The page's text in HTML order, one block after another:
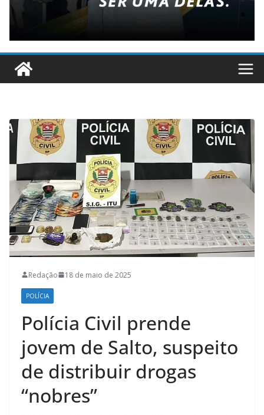
Redação 18 de maio de 2025
POLÍCIA
Polícia Civil prende
jovem de Salto, suspeito
de distribuir drogas
“nobres”